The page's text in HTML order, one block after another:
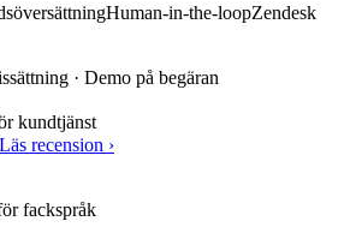
Human-in-the-loopZendesk
· Demo på begäran
kundtjänst
Läs recension ›
fackspråk